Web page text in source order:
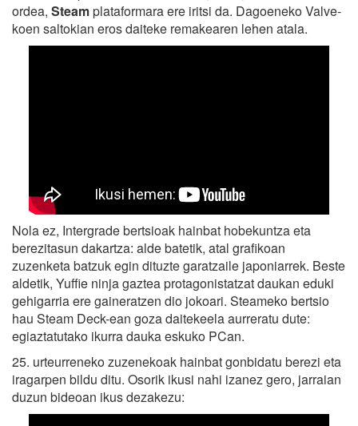
ordea, Steamplataformara ere iritsi da. Dagoeneko Valve-
koen saltokian eros daiteke remakearen lehen atala.
Nola ez, Intergrade bertsioak hainbat hobekuntza eta
berezitasun dakartza: alde batetik, atal grafikoan
zuzenketa batzuk egin dituzte garatzaile japoniarrek. Beste
aldetik, Yuffie ninja gaztea protagonistatzat daukan eduki
gehigarria ere gaineratzen dio jokoari. Steameko bertsio
hau Steam Deck-ean goza daitekeela aurreratu dute:
egiaztatutako ikurra dauka eskuko PCan.
25. urteurreneko zuzenekoak hainbat gonbidatu berezi eta
iragarpen bildu ditu. Osorik ikusi nahi izanez gero, jarraian
duzun bideoan ikus dezakezu: